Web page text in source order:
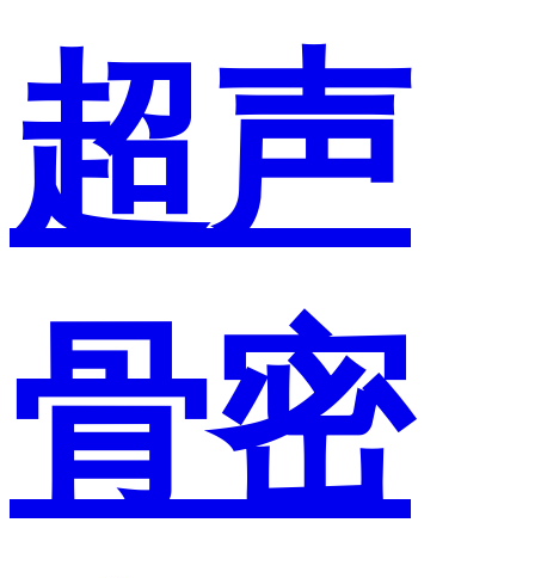
超声
骨密